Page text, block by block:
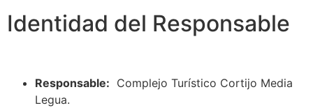
Identidad del Responsable
Responsable: Complejo Turístico Cortijo Media
Legua.